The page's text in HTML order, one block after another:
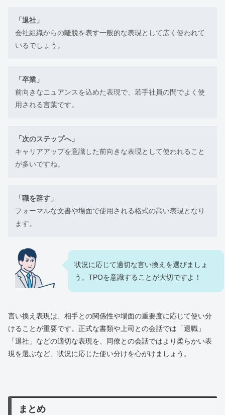
「退社」
会社組織からの離脱を表す一般的な表現として広く使われて
いるでしょう。
「卒業」
前向きなニュアンスを込めた表現で、若手社員の間でよく使
用される言葉です。
「次のステップへ」
キャリアアップを意識した前向きな表現として使われること
が多いですね。
「職を辞す」
フォーマルな文書や場面で使用される格式の高い表現となり
ます。
状況に応じて適切な言い換えを選びましょ
う。TPOを意識することが大切ですよ！
言い換え表現は、相手との関係性や場面の重要度に応じて使い分
けることが重要です。正式な書類や上司との会話では「退職」
「退社」などの適切な表現を、同僚との会話ではより柔らかい表
現を選ぶなど、状況に応じた使い分けを心がけましょう。
まとめ